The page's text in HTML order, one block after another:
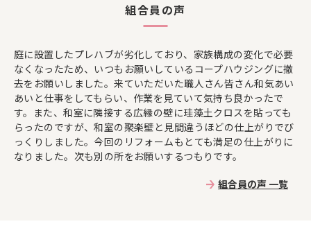
組合員の声
庭に設置したプレハブが劣化しており、家族構成の変化で必要
なくなったため、いつもお願いしているコープハウジングに撤
去をお願いしました。来ていただいた職人さん皆さん和気あい
あいと仕事をしてもらい、作業を見ていて気持ち良かったで
す。また、和室に隣接する広縁の壁に珪藻土クロスを貼っても
らったのですが、和室の聚楽壁と見間違うほどの仕上がりでび
っくりしました。今回のリフォームもとても満足の仕上がりに
なりました。次も別の所をお願いするつもりです。
組合員の声 一覧